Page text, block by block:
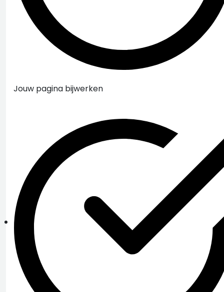
Jouw pagina bijwerken